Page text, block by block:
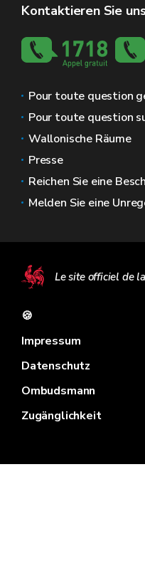
Kontaktieren Sie
Pour toute question
Pour toute question
Wallonische Räume
Presse
Reichen Sie eine
Melden Sie eine
Le site officiel de
🍪
Impressum
Datenschutz
Ombudsmann
Zugänglichkeit